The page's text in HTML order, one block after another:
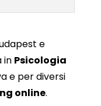
e
in Psicologia
e per diversi
online.